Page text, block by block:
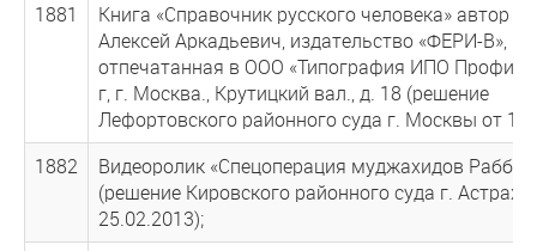
1881
Книга «Справочник русского человека» автор
Алексей Аркадьевич, издательство «ФЕРИ-В»,
отпечатанная в ООО «Типография ИПО
г, г. Москва., Крутицкий вал., д. 18 (решение
Лефортовского районного суда г. Москвы от
1882
Видеоролик «Спецоперация муджахидов
(решение Кировского районного суда г.
25.02.2013);